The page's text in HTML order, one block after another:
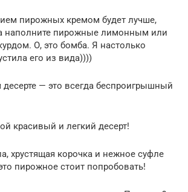
пирожных кремом будет лучше,
наполните пирожные лимонным или
О, это бомба. Я настолько
его из вида))))
— это всегда беспроигрышный
красивый и легкий десерт!
хрустящая корочка и нежное суфле
пирожное стоит попробовать!